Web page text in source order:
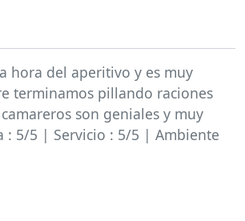
hora del aperitivo y es muy
terminamos pillando raciones
son geniales y muy
: 5/5 | Servicio : 5/5 | Ambiente